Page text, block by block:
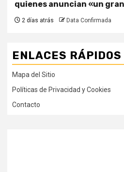
quienes anuncian «un
2 días atrás Data Confirmada
ENLACES RÁPIDOS
Mapa del Sitio
Políticas de Privacidad y Cookies
Contacto